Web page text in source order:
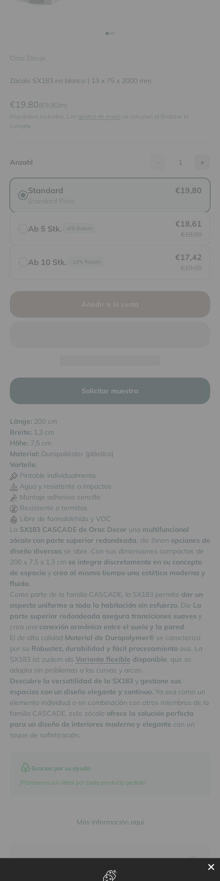
Orac Decor
Zócalo SX183 en blanco | 13 x 75 x 2000 mm
Precio de oferta
€19,80(€9,90/m)
Impuestos incluidos. Los gastos de envío se calculan al finalizar la
compra
Anzahl +
Standard €19,80
Ab 5 Stk. -6% Rabatt €18,61
€19,80
Ab 10 Stk. -12% Rabatt €17,42
€19,80
Añadir a la cesta
Solicitar muestra
Länge: 200 cm
Breite: 1,3 cm
Höhe: 7,5 cm
Material: Duropoliéster (plástico)
Vorteile:
Pintable individualmente
Agua y resistente a impactos
Montaje adhesivo sencillo
Resistente a termitas
Libre de formaldehído y VOC
La SX183 CASCADE de Orac Decor una multifuncional
zócalo con parte superior redondeada, die Ihnen opciones de
diseño diversas se abre. Con sus dimensiones compactas de
200 x 7,5 x 1,3 cm se integra discretamente en su concepto
de espacio y crea al mismo tiempo una estética moderna y
fluida.
Como parte de la familia CASCADE, la SX183 permite dar un
aspecto uniforme a toda la habitación sin esfuerzo. Die La
parte superior redondeada asegura transiciones suaves y
crea una conexión armónica entre el suelo y la pared.
El de alta calidad Material de Duropolymer® se caracteriza
por su Robustez, durabilidad y fácil procesamiento aus. La
SX183 ist zudem als Variante flexible disponible, que se
adapta sin problemas a las curvas y arcos.
Descubre la versatilidad de la SX183 y gestione sus
espacios con un diseño elegante y continuo. Ya sea como un
elemento individual o en combinación con otros miembros de la
familia CASCADE, este zócalo ofrece la solución perfecta
para un diseño de interiores moderno y elegante con un
toque de sofisticación.
Gracias por su ayuda
¡Plantamos un árbol por cada producto pedido!
Más información aquí
Vorteile de Duropolymer